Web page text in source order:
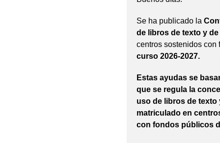
Se ha publicado la
de libros de texto y
centros sostenidos
curso 2026-2027.
Estas ayudas se
que se regula la
uso de libros de texto
matriculado en
con fondos públicos